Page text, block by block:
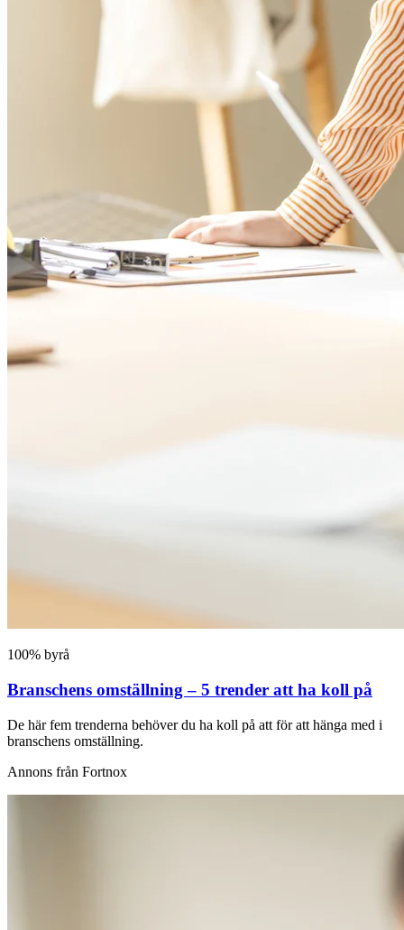
100% byrå
Branschens omställning – 5 trender att ha koll på
De här fem trenderna behöver du ha koll på att för att hänga med i
branschens omställning.
Annons från Fortnox